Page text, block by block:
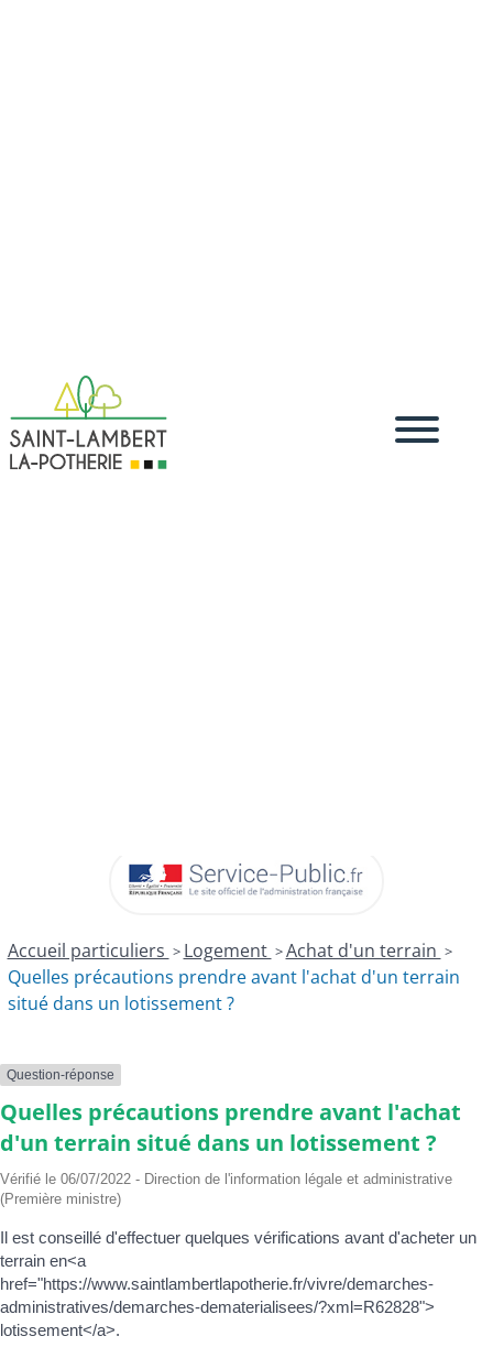
Accueil particuliers > Logement >Achat d'un terrain >
Quelles précautions prendre avant l'achat d'un terrain
situé dans un lotissement ?
Question-réponse
Quelles précautions prendre avant l'achat
d'un terrain situé dans un lotissement ?
Vérifié le 06/07/2022 - Direction de l'information légale et administrative
(Première ministre)
Il est conseillé d'effectuer quelques vérifications avant d'acheter un
terrain en<a
href="https://www.saintlambertlapotherie.fr/vivre/demarches-
administratives/demarches-dematerialisees/?xml=R62828">
lotissement</a>.